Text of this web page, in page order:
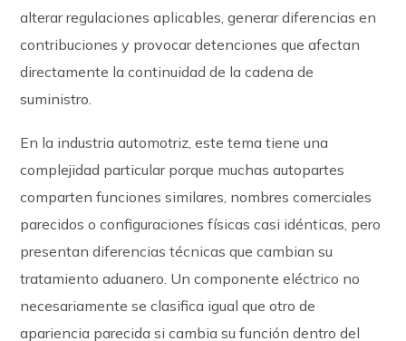
alterar regulaciones aplicables, generar diferencias en
contribuciones y provocar detenciones que afectan
directamente la continuidad de la cadena de
suministro.
En la industria automotriz, este tema tiene una
complejidad particular porque muchas autopartes
comparten funciones similares, nombres comerciales
parecidos o configuraciones físicas casi idénticas, pero
presentan diferencias técnicas que cambian su
tratamiento aduanero. Un componente eléctrico no
necesariamente se clasifica igual que otro de
apariencia parecida si cambia su función dentro del